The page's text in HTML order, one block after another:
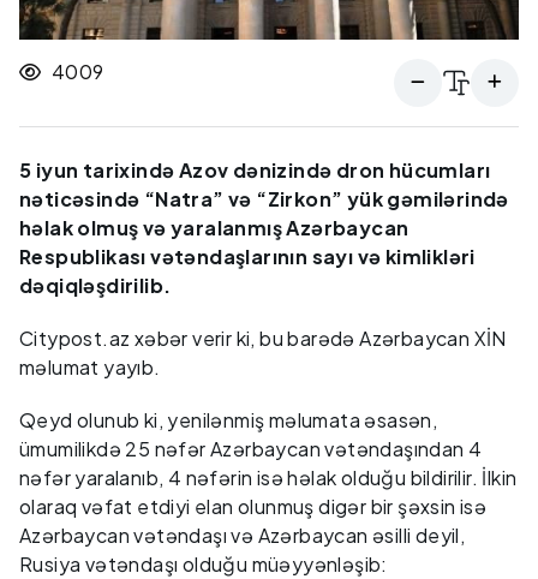
4009
5 iyun tarixində Azov dənizində dron hücumları
nəticəsində “Natra” və “Zirkon” yük gəmilərində
həlak olmuş və yaralanmış Azərbaycan
Respublikası vətəndaşlarının sayı və kimlikləri
dəqiqləşdirilib.
Citypost.az xəbər verir ki, bu barədə Azərbaycan XİN
məlumat yayıb.
Qeyd olunub ki, yenilənmiş məlumata əsasən,
ümumilikdə 25 nəfər Azərbaycan vətəndaşından 4
nəfər yaralanıb, 4 nəfərin isə həlak olduğu bildirilir. İlkin
olaraq vəfat etdiyi elan olunmuş digər bir şəxsin isə
Azərbaycan vətəndaşı və Azərbaycan əsilli deyil,
Rusiya vətəndaşı olduğu müəyyənləşib: